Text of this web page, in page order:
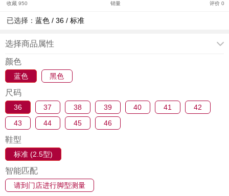
收藏 950 销量 评价 0
已选择：蓝色 / 36 / 标准
选择商品属性
颜色
蓝色 黑色
尺码
36 37 38 39 40 41
42
43
44 45 46
鞋型
标准 (2.5型)
智能匹配
请到门店进行脚型测量